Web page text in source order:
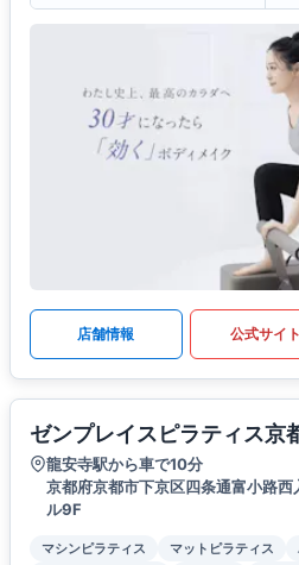
店舗情報 公式サイト
ゼンプレイスピラティス京
龍安寺駅から車で10分
京都府京都市下京区四条通富小路
ル9F
マシンピラティス マットピラティス